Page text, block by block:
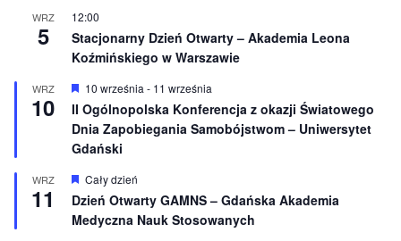
n
e
WRZ
5
12:00
Stacjonarny Dzień Otwarty – Akademia Leona
Koźmińskiego w Warszawie
WRZ
10
W
y
r
ó
ż
n
i
o
n
e
10 września- 11 września
II Ogólnopolska Konferencja z okazji Światowego
Dnia Zapobiegania Samobójstwom – Uniwersytet
Gdański
WRZ
11
W
y
r
ó
Cały dzień
Dzień Otwarty GAMNS – Gdańska Akademia
Medyczna Nauk Stosowanych